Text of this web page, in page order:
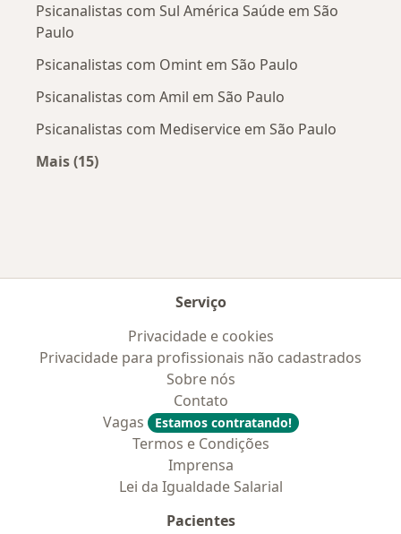
Psicanalistas com Sul América Saúde em São
Paulo
Psicanalistas com Omint em São Paulo
Psicanalistas com Amil em São Paulo
Psicanalistas com Mediservice em São Paulo
Mais (15)
Serviço
Privacidade e cookies
Privacidade para profissionais não cadastrados
Sobre nós
Contato
Vagas
Estamos contratando!
Termos e Condições
Imprensa
Lei da Igualdade Salarial
Pacientes